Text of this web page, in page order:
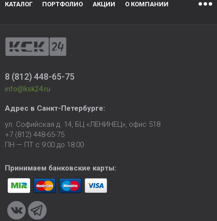
КАТАЛОГ ПОРТФОЛИО АКЦИИ О КОМПАНИИ
8 (812) 448-65-75
info@ksk24.ru
Адрес в Санкт-Петербурге:
ул. Софийская д. 14, БЦ «ЛЕНИНЕЦ», офис 518
+7 (812) 448-65-75
ПН — ПТ с 9:00 до 18:00
Принимаем банковские карты: